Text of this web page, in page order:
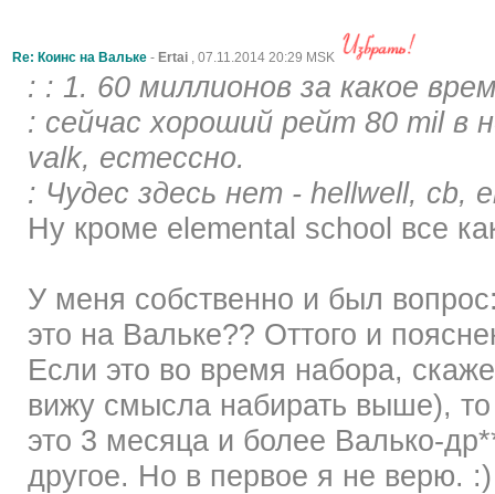
Re: Коинс на Вальке - Ertai , 07.11.2014 20:29 MSK
: : 1. 60 миллионов за какое
: сейчас хороший рейт 80 mil в
valk, естессно.
: Чудес здесь нет - hellwell, cb,
Ну кроме elemental school все
У меня собственно и был
это на Вальке?? Оттого и
Если это во время набора,
вижу смысла набирать выше),
это 3 месяца и более Валько-
другое. Но в первое я не верю. :)